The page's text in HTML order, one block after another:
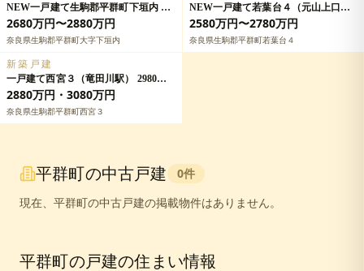
NEW一戸建て生駒郡平群町下垣内 全
7邸 一戸建て第5期の詳細情報
2680万円〜2880万円
奈良県生駒郡平群町大字下垣内
NEW一戸建て若葉台４（元山上口
駅） 2680万円・2780万円の詳細情報
2580万円〜2780万円
奈良県生駒郡平群町若葉台４
新築戸建
一戸建て西宮３（竜田川駅） 2980万
円・3180万円の詳細情報
2880万円・3080万円
奈良県生駒郡平群町西宮３
平群町の中古戸建 0件
現在、 平群町の中古戸建の掲載物件はありません。
平群町の戸建の住まい情報